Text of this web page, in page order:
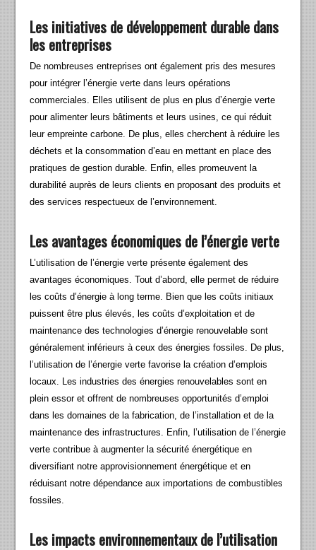
Les initiatives de développement durable dans
les entreprises
De nombreuses entreprises ont également pris des mesures
pour intégrer l’énergie verte dans leurs opérations
commerciales. Elles utilisent de plus en plus d’énergie verte
pour alimenter leurs bâtiments et leurs usines, ce qui réduit
leur empreinte carbone. De plus, elles cherchent à réduire les
déchets et la consommation d’eau en mettant en place des
pratiques de gestion durable. Enfin, elles promeuvent la
durabilité auprès de leurs clients en proposant des produits et
des services respectueux de l’environnement.
Les avantages économiques de l’énergie verte
L’utilisation de l’énergie verte présente également des
avantages économiques. Tout d’abord, elle permet de réduire
les coûts d’énergie à long terme. Bien que les coûts initiaux
puissent être plus élevés, les coûts d’exploitation et de
maintenance des technologies d’énergie renouvelable sont
généralement inférieurs à ceux des énergies fossiles. De plus,
l’utilisation de l’énergie verte favorise la création d’emplois
locaux. Les industries des énergies renouvelables sont en
plein essor et offrent de nombreuses opportunités d’emploi
dans les domaines de la fabrication, de l’installation et de la
maintenance des infrastructures. Enfin, l’utilisation de l’énergie
verte contribue à augmenter la sécurité énergétique en
diversifiant notre approvisionnement énergétique et en
réduisant notre dépendance aux importations de combustibles
fossiles.
Les impacts environnementaux de l’utilisation